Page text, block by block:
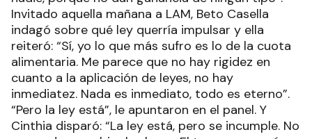
Invitado aquella mañana a LAM, Beto Casella
indagó sobre qué ley querría impulsar y ella
reiteró: “Sí, yo lo que más sufro es lo de la cuota
alimentaria. Me parece que no hay rigidez en
cuanto a la aplicación de leyes, no hay
inmediatez. Nada es inmediato, todo es eterno”.
“Pero la ley está”, le apuntaron en el panel. Y
Cinthia disparó: “La ley está, pero se incumple. No